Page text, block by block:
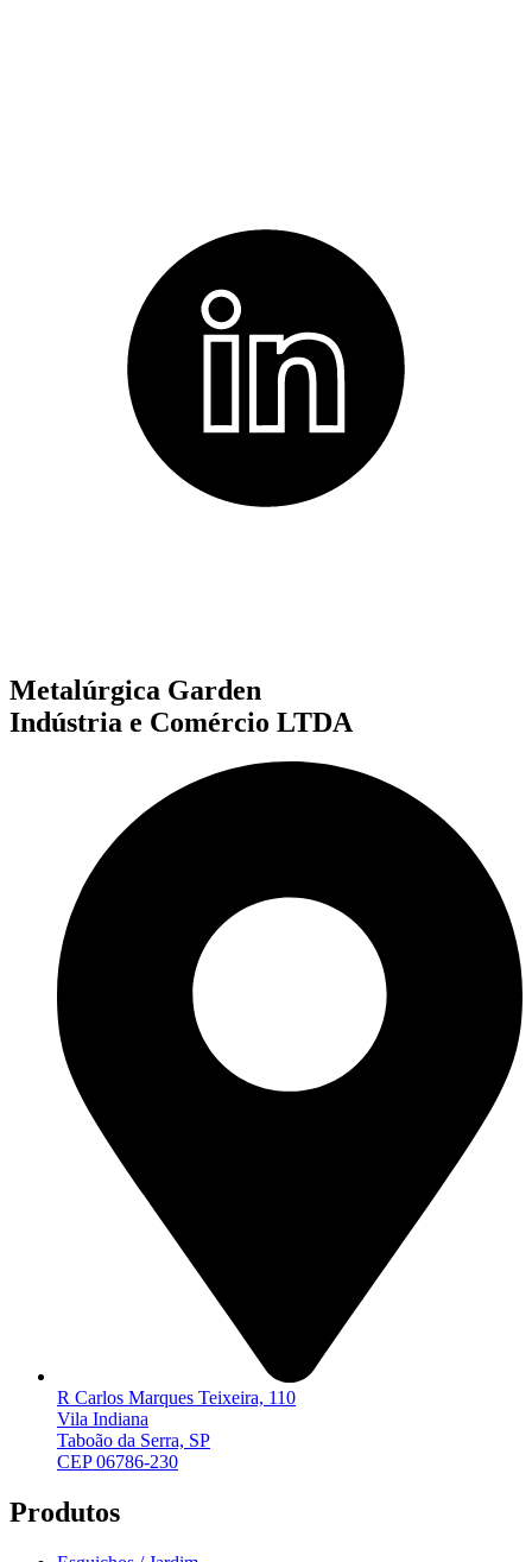
Metalúrgica Garden
Indústria e Comércio LTDA
R Carlos Marques Teixeira, 110
Vila Indiana
Taboão da Serra, SP
CEP 06786-230
Produtos